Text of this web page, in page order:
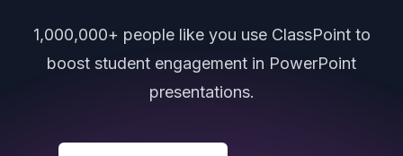
1,000,000+ people like you use ClassPoint to
boost student engagement in PowerPoint
presentations.